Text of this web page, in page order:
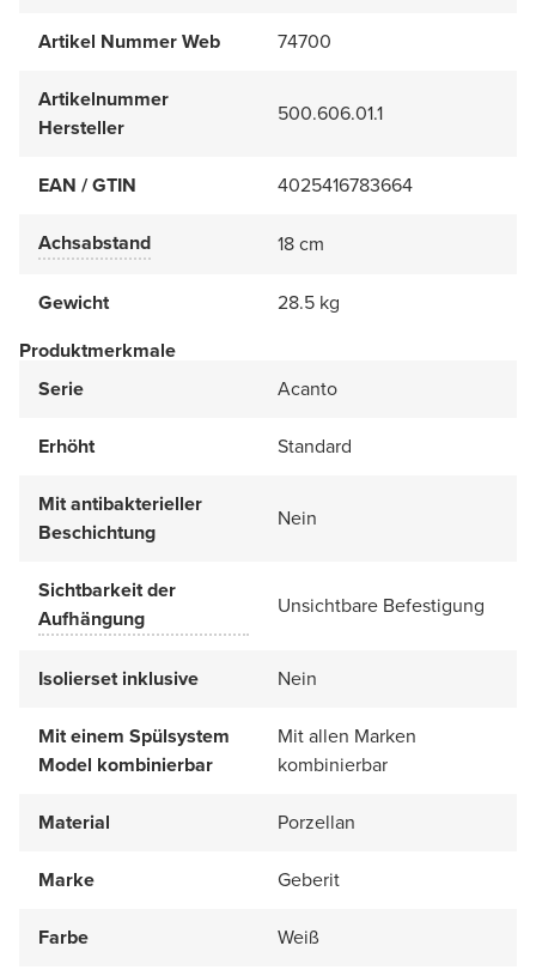
Artikel Nummer Web 74700
Artikelnummer
Hersteller
500.606.01.1
EAN / GTIN 4025416783664
Achsabstand 18 cm
Gewicht
28.5 kg
Produktmerkmale
Serie
Acanto
Erhöht Standard
Mit antibakterieller
Beschichtung
Nein
Sichtbarkeit der
Aufhängung
Unsichtbare Befestigung
Isolierset inklusive Nein
Mit einem Spülsystem
Model kombinierbar
Mit allen Marken
kombinierbar
Material Porzellan
Marke Geberit
Farbe Weiß